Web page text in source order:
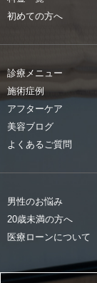
初めての方へ
診療メニュー
施術症例
アフターケア
美容ブログ
よくあるご質問
男性のお悩み
20歳未満の方へ
医療ローンについて